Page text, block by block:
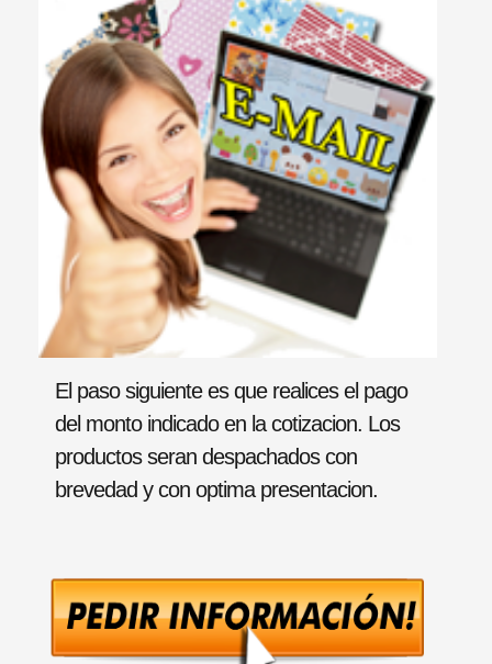
El paso siguiente es que realices el pago
del monto indicado en la cotizacion. Los
productos seran despachados con
brevedad y con optima presentacion.